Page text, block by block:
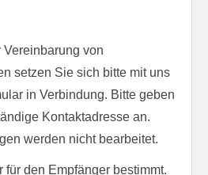
Vereinbarung von
setzen Sie sich bitte mit uns
in Verbindung. Bitte geben
Kontaktadresse an.
werden nicht bearbeitet.
für den Empfänger bestimmt.